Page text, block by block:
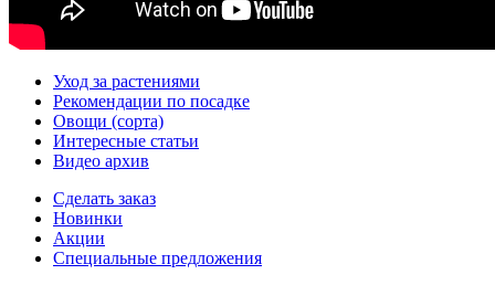
Уход за растениями
Рекомендации по посадке
Овощи (сорта)
Интересные статьи
Видео архив
Сделать заказ
Новинки
Акции
Специальные предложения